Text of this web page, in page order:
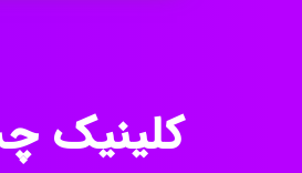
کلینیک